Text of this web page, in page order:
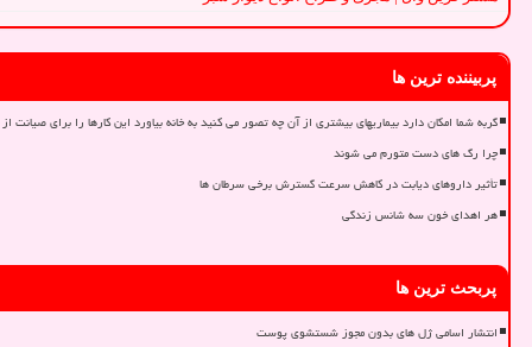
پربیننده ترین ها
گربه شما امکان دارد بیماریهای بیشتری از آن چه تصور می کنید به خانه بیاورد این کارها را برای صیانت
چرا رگ های دست متورم می شوند
تأثیر داروهای دیابت در کاهش سرعت گسترش برخی سرطان ها
هر اهدای خون سه شانس زندگی
پربحث ترین ها
انتشار اسامی ژل های بدون مجوز شستشوی پوست